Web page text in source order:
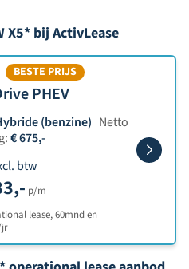
X5* bij ActivLease
BESTE PRIJS
PHEV
(benzine) Netto
€ 675,-
btw
p/m
lease, 60mnd en
jr